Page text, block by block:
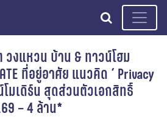
search
วงแหวน บ้าน & ทาวน์โฮม
ที่อยู่อาศัย แนวคิด ‘ Privacy
โมเดิร์น สุดส่วนตัวเอกสิทธิ์
– 4 ล้าน*